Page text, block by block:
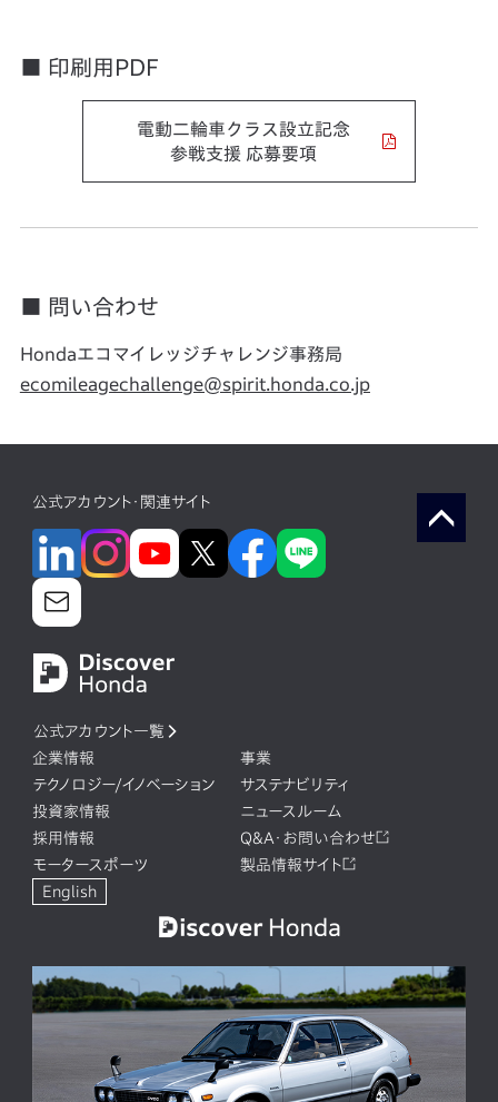
■ 印刷用PDF
電動二輪車クラス設立記念
参戦支援 応募要項
■ 問い合わせ
Hondaエコマイレッジチャレンジ事務局
ecomileagechallenge@spirit.honda.co.jp
公式アカウント・関連サイト
公式アカウント一覧
企業情報
事業
テクノロジー/イノベーション
サステナビリティ
投資家情報
ニュースルーム
採用情報
Q&A・お問い合わせ
モータースポーツ
製品情報サイト
English